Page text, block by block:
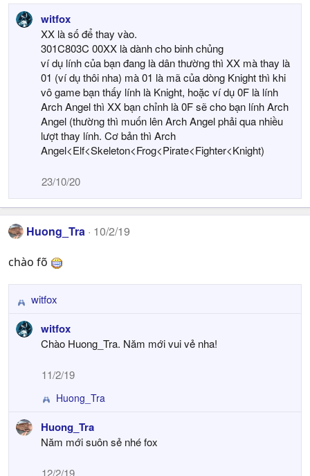
witfox
XX là số để thay vào.
301C803C 00XX là dành cho binh chủng
ví dụ lính của bạn đang là dân thường thì XX mà thay là
01 (ví dụ thôi nha) mà 01 là mã của dòng Knight thì khi
vô game bạn thấy lính là Knight, hoặc ví dụ 0F là lính
Arch Angel thì XX bạn chỉnh là 0F sẽ cho bạn lính Arch
Angel (thường thì muốn lên Arch Angel phải qua nhiều
lượt thay lính. Cơ bản thì Arch
Angel<Elf<Skeleton<Frog<Pirate<Fighter<Knight)
23/10/20
Huong_Tra 10/2/19
chào fõ
R
e
a
s
:
witfox
witfox
Chào Huong_Tra. Năm mới vui vẻ nha!
11/2/19
R
a
c
Huong_Tra
Huong_Tra
Năm mới suôn sẻ nhé fox
12/2/19